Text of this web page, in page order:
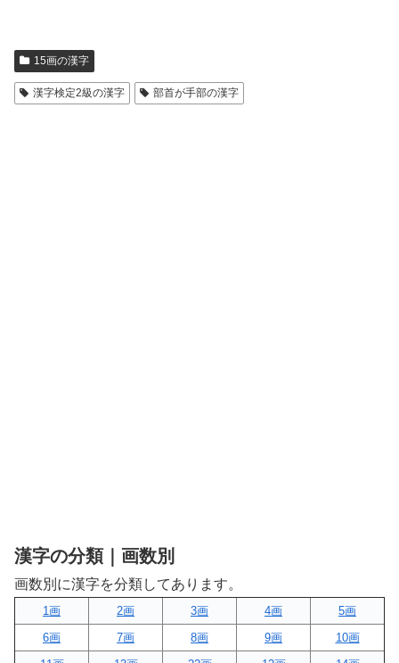
15画の漢字
漢字検定2級の漢字 部首が手部の漢字
漢字の分類｜画数別
画数別に漢字を分類してあります。
1画 2画 3画 4画
5画
6画
7画 8画 9画
10画